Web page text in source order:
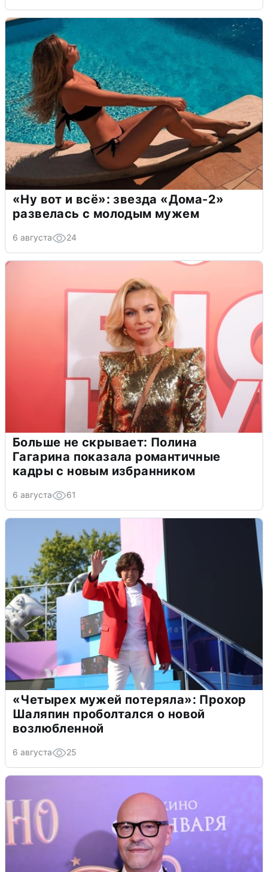
«Ну вот и всё»: звезда «Дома-2»
развелась с молодым мужем
6 августа 24
Больше не скрывает: Полина
Гагарина показала романтичные
кадры с новым избранником
6 августа 61
«Четырех мужей потеряла»: Прохор
Шаляпин проболтался о новой
возлюбленной
6 августа 25